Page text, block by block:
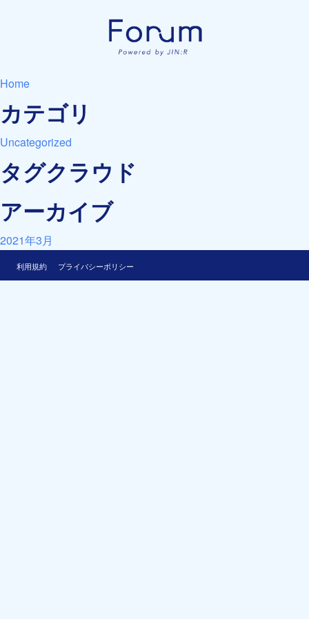
Home
カテゴリ
Uncategorized
タグクラウド
アーカイブ
2021年3月
利用規約 プライバシーポリシー